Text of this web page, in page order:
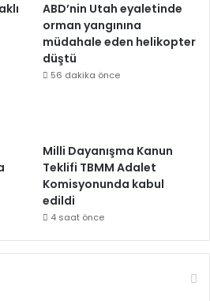
ABD’nin Utah eyaletinde
orman yangınına
müdahale eden helikopter
düştü
56 dakika önce
Milli Dayanışma Kanun
Teklifi TBMM Adalet
Komisyonunda kabul
edildi
4 saat önce